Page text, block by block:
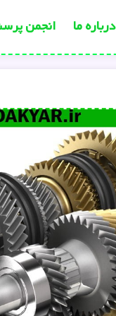
درباره ما انجمن